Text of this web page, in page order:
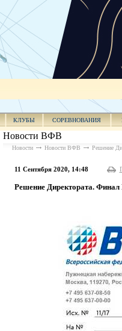
КЛУБЫ СОРЕВНОВАНИЯ
Новости ВФВ
Новости Новости ВФВ Решение
11 Сентября 2020, 14:48
Решение Директората.